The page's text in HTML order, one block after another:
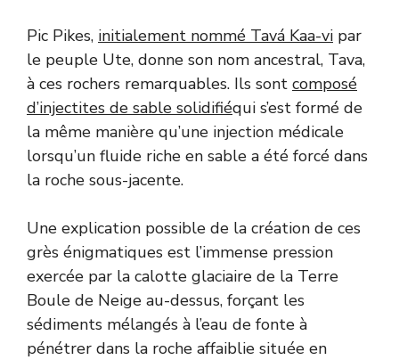
Pic Pikes, initialement nommé Tavá Kaa-vi par
le peuple Ute, donne son nom ancestral, Tava,
à ces rochers remarquables. Ils sont composé
d’injectites de sable solidifiéqui s’est formé de
la même manière qu’une injection médicale
lorsqu’un fluide riche en sable a été forcé dans
la roche sous-jacente.
Une explication possible de la création de ces
grès énigmatiques est l’immense pression
exercée par la calotte glaciaire de la Terre
Boule de Neige au-dessus, forçant les
sédiments mélangés à l’eau de fonte à
pénétrer dans la roche affaiblie située en